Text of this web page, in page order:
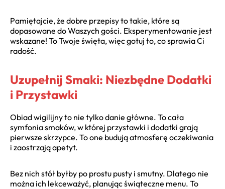
Pamiętajcie, że dobre przepisy to takie, które są
dopasowane do Waszych gości. Eksperymentowanie jest
wskazane! To Twoje święta, więc gotuj to, co sprawia Ci
radość.
Uzupełnij Smaki: Niezbędne Dodatki
i Przystawki
Obiad wigilijny to nie tylko danie główne. To cała
symfonia smaków, w której przystawki i dodatki grają
pierwsze skrzypce. To one budują atmosferę oczekiwania
i zaostrzają apetyt.
Bez nich stół byłby po prostu pusty i smutny. Dlatego nie
można ich lekceważyć, planując świąteczne menu. To